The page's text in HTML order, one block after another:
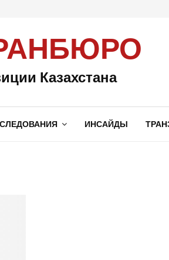
Казахстана
ИНСАЙДЫ